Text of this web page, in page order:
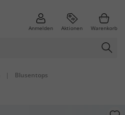
Anmelden Aktionen Warenkorb
| Blusentops